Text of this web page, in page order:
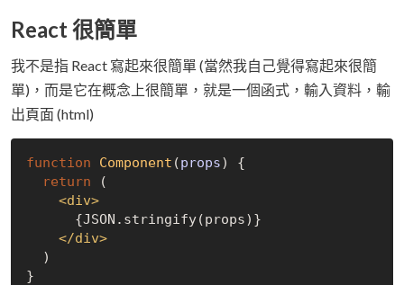
React 很簡單
我不是指 React 寫起來很簡單 (當然我自己覺得寫起來很簡
單)，而是它在概念上很簡單，就是一個函式，輸入資料，輸
出頁面 (html)
function Component (props) {
return (
<div>
</div>